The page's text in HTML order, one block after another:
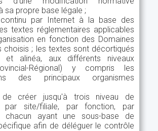
sa propre base légale ;
par Internet à la base des
textes réglementaires applicables
en fonction des Domaines
choisis ; les textes sont décortiqués
et alinéa, aux différents niveaux
Régional) y compris les
des principaux organismes
de créer jusqu'à trois niveau de
par site/filiale, par fonction, par
ayant une sous-base de
afin de déléguer le contrôle